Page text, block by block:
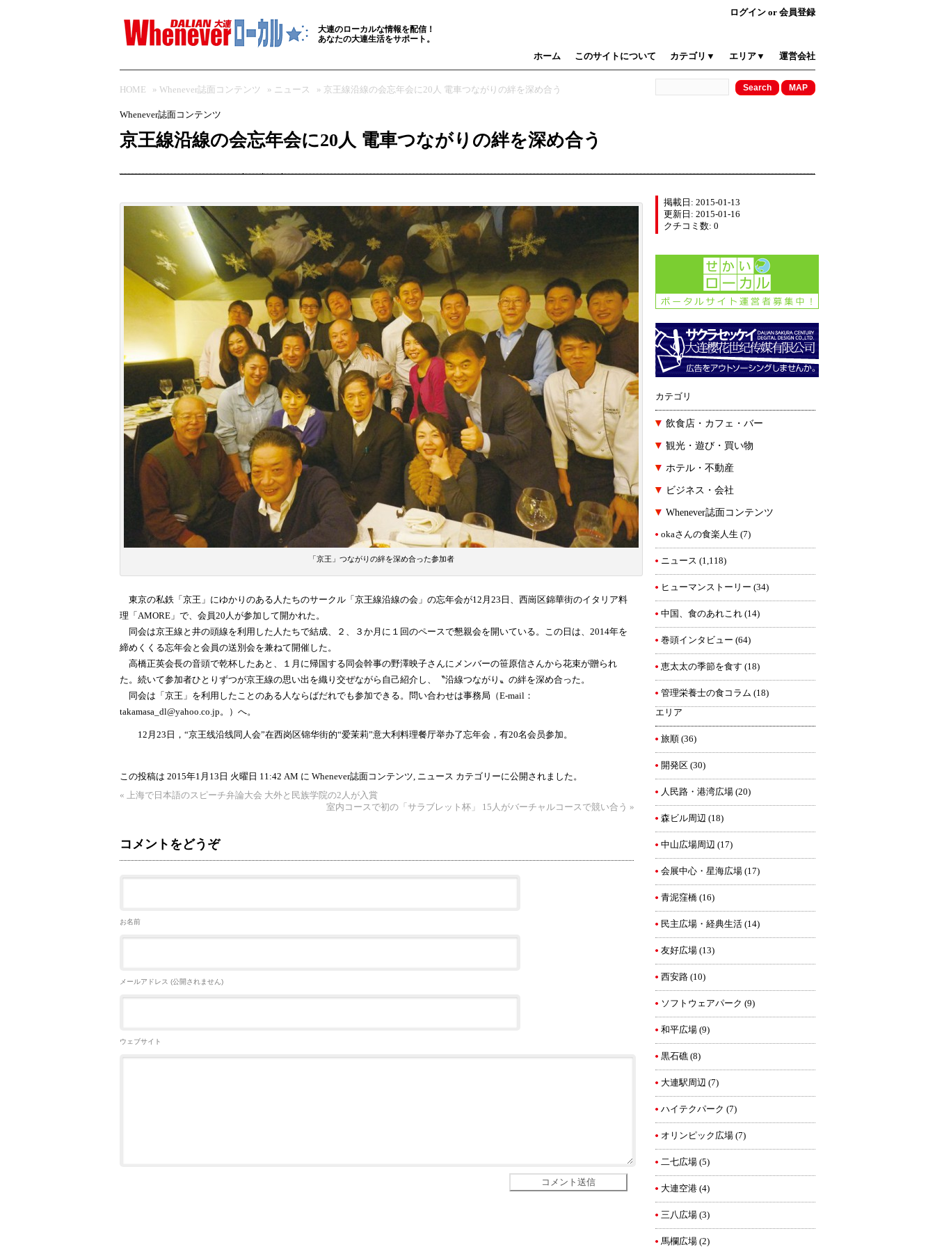
ログイン or 会員登録
大連のローカルな情報を配信！
あなたの大連生活をサポート。
ホーム
このサイトについて カテゴリ▼ エリア▼ 運営会社
HOME » Whenever誌面コンテンツ » ニュース » 京王線沿線の会忘年会に20人 電車つながりの絆を深め合う
Whenever誌面コンテンツ
京王線沿線の会忘年会に20人 電車つながりの絆を深め合う
「京王」つながりの絆を深め合った参加者
東京の私鉄「京王」にゆかりのある人たちのサークル「京王線沿線の会」の忘年会が12月23日、西崗区錦華街のイタリア料
理「AMORE」で、会員20人が参加して開かれた。
同会は京王線と井の頭線を利用した人たちで結成、２、３か月に１回のペースで懇親会を開いている。この日は、2014年を
締めくくる忘年会と会員の送別会を兼ねて開催した。
高橋正英会長の音頭で乾杯したあと、１月に帰国する同会幹事の野澤映子さんにメンバーの笹原信さんから花束が贈られ
た。続いて参加者ひとりずつが京王線の思い出を織り交ぜながら自己紹介し、〝沿線つながり〟の絆を深め合った。
同会は「京王」を利用したことのある人ならばだれでも参加できる。問い合わせは事務局（E-mail：
takamasa_dl@yahoo.co.jp。）へ。
12月23日，“京王线沿线同人会”在西岗区锦华街的“爱茉莉”意大利料理餐厅举办了忘年会，有20名会员参加。
この投稿は 2015年1月13日 火曜日 11:42 AM に Whenever誌面コンテンツ, ニュース カテゴリーに公開されました。
«
上海で日本語のスピーチ弁論大会 大外と民族学院の2人が入賞
室内コースで初の「サラブレット杯」 15人がバーチャルコースで競い合う »
コメントをどうぞ
お名前
メールアドレス (公開されません)
ウェブサイト
掲載日: 2015-01-13
更新日: 2015-01-16
クチコミ数: 0
カテゴリ
飲食店・カフェ・バー
観光・遊び・買い物
ホテル・不動産
ビジネス・会社
Whenever誌面コンテンツ
okaさんの食楽人生 (7)
ニュース (1,118)
ヒューマンストーリー (34)
中国、食のあれこれ (14)
巻頭インタビュー (64)
恵太太の季節を食す (18)
管理栄養士の食コラム (18)
エリア
旅順 (36)
開発区 (30)
人民路・港湾広場 (20)
森ビル周辺 (18)
中山広場周辺 (17)
会展中心・星海広場 (17)
青泥窪橋 (16)
民主広場・経典生活 (14)
友好広場 (13)
西安路 (10)
ソフトウェアパーク (9)
和平広場 (9)
黒石礁 (8)
大連駅周辺 (7)
ハイテクパーク (7)
オリンピック広場 (7)
二七広場 (5)
大連空港 (4)
三八広場 (3)
馬欄広場 (2)